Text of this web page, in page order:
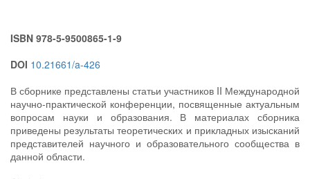
ISBN 978-5-9500865-1-9
DOI 10.21661/a-426
В сборнике представлены статьи участников II Международной
научно-практической конференции, посвященные актуальным
вопросам науки и образования. В материалах сборника
приведены результаты теоретических и прикладных изысканий
представителей научного и образовательного сообщества в
данной области.